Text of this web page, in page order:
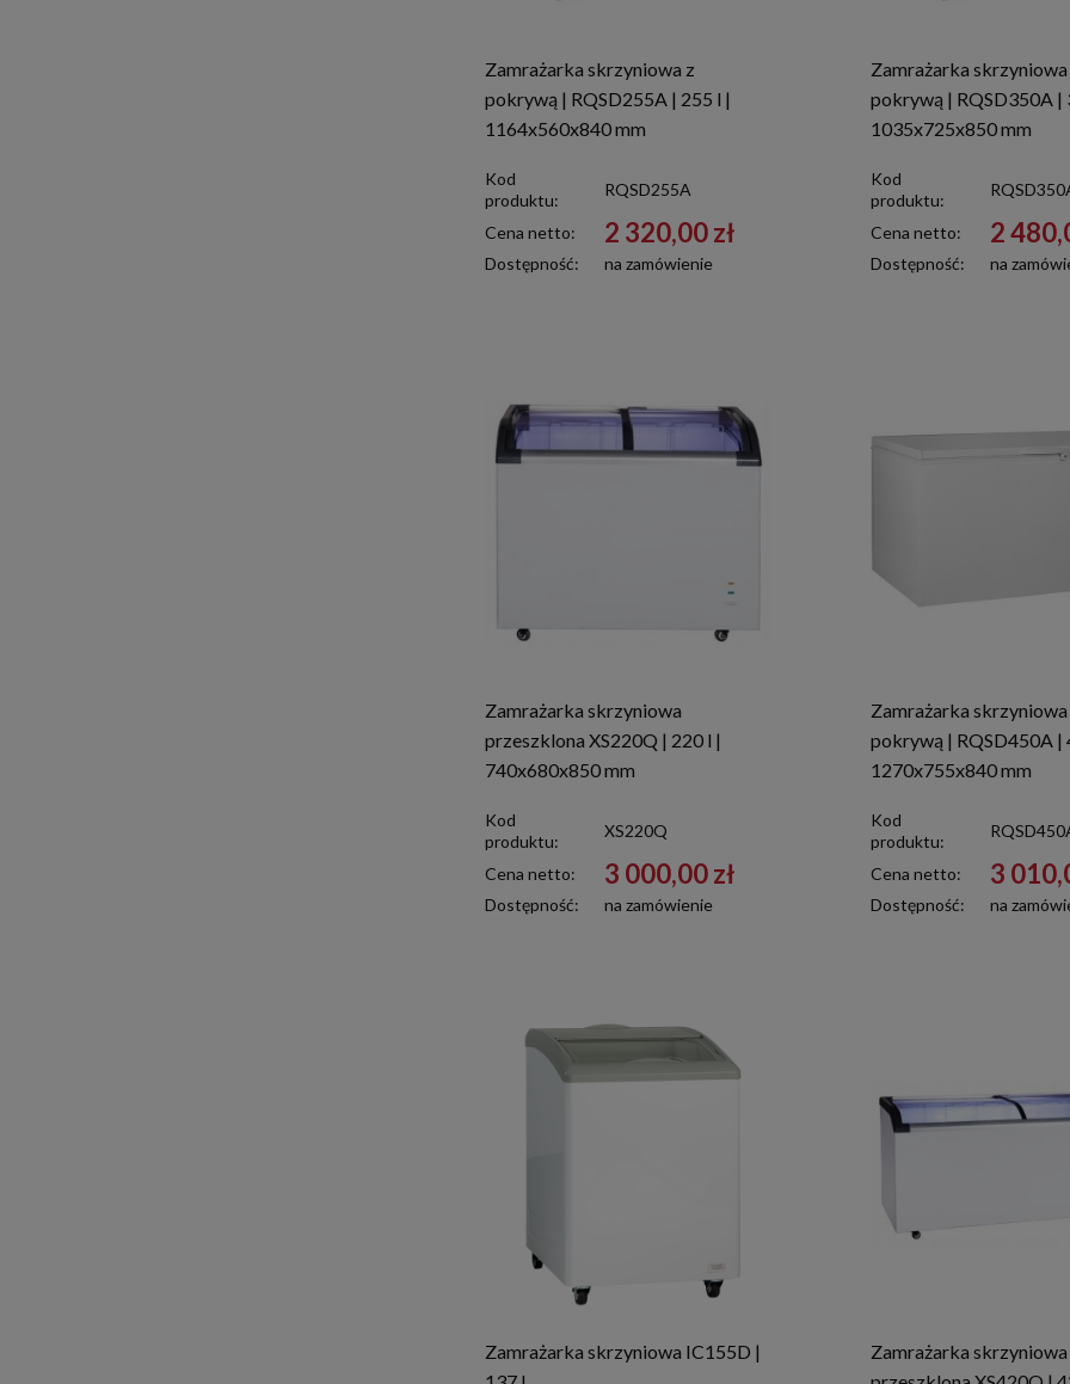
Zamrażarka skrzyniowa z
pokrywą | RQSD255A | 255 l |
1164x560x840 mm
Kod
produktu:
RQSD255A
Cena netto: 2 320,00 zł
Dostępność: na zamówienie
Zamrażarka
pokrywą | RQSD350A |
1035x725x850 mm
Kod
produktu:
Cena netto: 2
Dostępność: na
Zamrażarka skrzyniowa
przeszklona XS220Q | 220 l |
740x680x850 mm
Kod
produktu:
XS220Q
Cena netto: 3 000,00 zł
Dostępność: na zamówienie
Zamrażarka
pokrywą | RQSD450A |
1270x755x840 mm
Kod
produktu:
Cena netto: 3
Dostępność: na
Zamrażarka skrzyniowa IC155D |
Zamrażarka skrzyniowa